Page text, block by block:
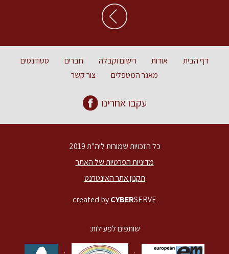
דף הבית אודות רישום וקבלה חברים
סטודנטים
מאגר המטפלים
צור קשר
עקבו אחרינו
כל הזכויות שמורות ליה"ת 2019
מדיניות הפרטיות של האתר
תקנון אתר האינטרנט
created byCYBERSERVE
שותפים לפעילות: